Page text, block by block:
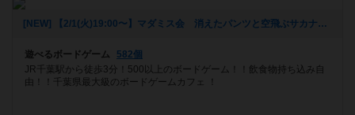
[NEW] 【2/1(火)19:00〜】マダミス会 消えたパンツと空飛ぶサカナ（2022年01月21日 11時18分）
遊べるボードゲーム
582個
JR千葉駅から徒歩3分！500以上のボードゲーム！！飲食物持ち込み自
由！！千葉県最大級のボードゲームカフェ ！